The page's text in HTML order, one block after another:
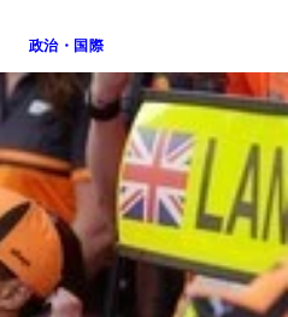
政治・国際